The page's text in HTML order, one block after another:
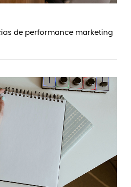
de performance marketing